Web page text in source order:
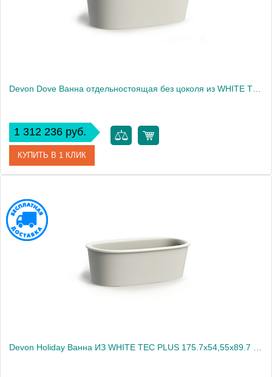
1 312 236 руб.
КУПИТЬ В 1 КЛИК
Артикул
Производитель